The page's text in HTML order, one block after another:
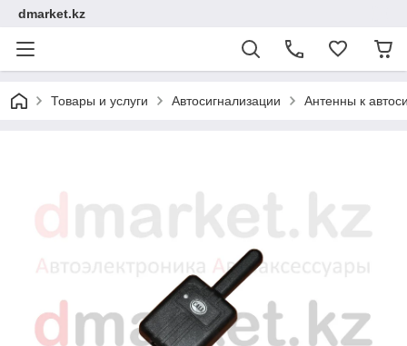
dmarket.kz
Товары и услуги Автосигнализации Антенны к